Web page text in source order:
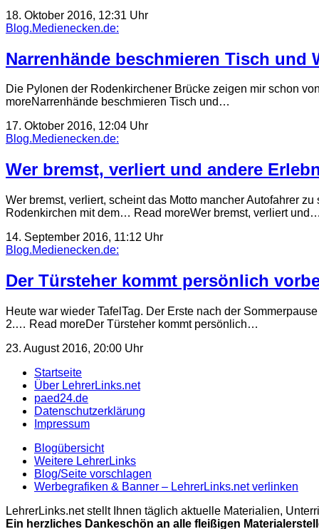
18. Oktober 2016, 12:31 Uhr
Blog.Medienecken.de:
Narrenhände beschmieren Tisch und
Die Pylonen der Rodenkirchener Brücke zeigen mir schon
moreNarrenhände beschmieren Tisch und…
17. Oktober 2016, 12:04 Uhr
Blog.Medienecken.de:
Wer bremst, verliert und andere
Wer bremst, verliert, scheint das Motto mancher Autofahrer
Rodenkirchen mit dem… Read moreWer bremst, verliert
14. September 2016, 11:12 Uhr
Blog.Medienecken.de:
Der Türsteher kommt persönlich
Heute war wieder TafelTag. Der Erste nach der
2.… Read moreDer Türsteher kommt persönlich…
23. August 2016, 20:00 Uhr
Startseite
Über LehrerLinks.net
paed24.de
Datenschutzerklärung
Impressum
Blogübersicht
Weitere LehrerLinks
Blog/Seite vorschlagen
Werbegrafiken & Banner – LehrerLinks.net verlinken
LehrerLinks.net stellt Ihnen täglich aktuelle Materialien,
Ein herzliches Dankeschön an alle fleißigen